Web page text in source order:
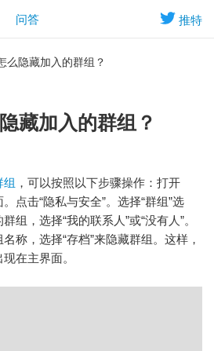
推特
问答
么隐藏加入的群组？
藏加入的群组？
组 ，可以按照以下步骤操作：打开
点击“隐私与安全”。选择“群组”选
组，选择“我的联系人”或“没有人”。
称，选择“存档”来隐藏群组。这样，
在主界面。